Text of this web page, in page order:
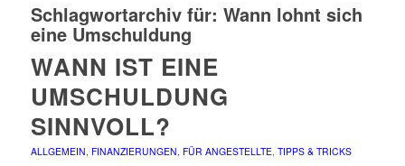
Schlagwortarchiv für: Wann lohnt sich
eine Umschuldung
WANN IST EINE
UMSCHULDUNG
SINNVOLL?
ALLGEMEIN, FINANZIERUNGEN, FÜR ANGESTELLTE, TIPPS & TRICKS